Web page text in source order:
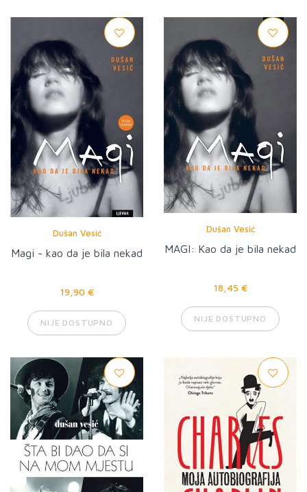
Dušan Vesić
Magi - kao da je bila nekad
19,90 €
NIJE DOSTUPNO
Dušan Vesić
MAGI: Kao da je bila nekad
18,45 €
NIJE DOSTUPNO